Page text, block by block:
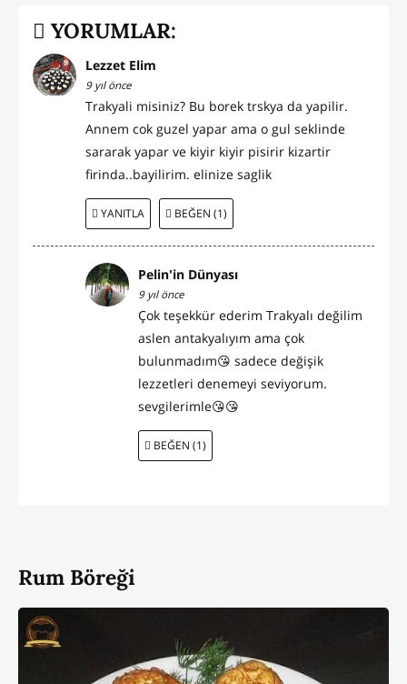
YORUMLAR:
Lezzet Elim
9 yıl önce
Trakyali misiniz? Bu borek trskya da yapilir.
Annem cok guzel yapar ama o gul seklinde
sararak yapar ve kiyir kiyir pisirir kizartir
firinda..bayilirim. elinize saglik
YANITLA BEĞEN (1)
Pelin'in Dünyası
9 yıl önce
Çok teşekkür ederim Trakyalı değilim
aslen antakyalıyım ama çok
bulunmadım😘 sadece değişik
lezzetleri denemeyi seviyorum.
sevgilerimle😘😘
BEĞEN (1)
Rum Böreği